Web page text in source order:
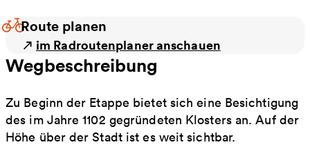
Route planen
im Radroutenplaner anschauen
Wegbeschreibung
Zu Beginn der Etappe bietet sich eine Besichtigung
des im Jahre 1102 gegründeten Klosters an. Auf der
Höhe über der Stadt ist es weit sichtbar.